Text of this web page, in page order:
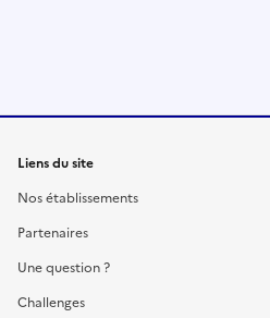
Liens du site
Nos établissements
Partenaires
Une question ?
Challenges